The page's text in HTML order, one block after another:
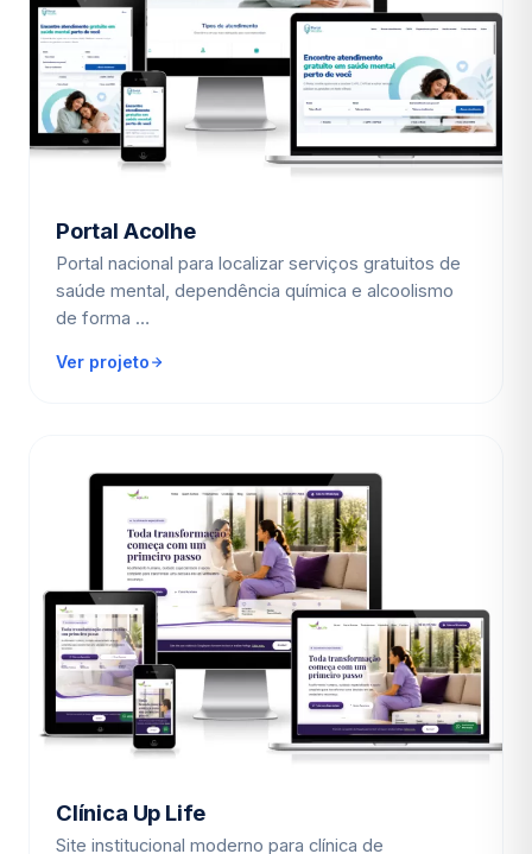
Portal Acolhe
Portal nacional para localizar serviços gratuitos de
saúde mental, dependência química e alcoolismo
de forma …
Ver projeto
Clínica Up Life
Site institucional moderno para clínica de